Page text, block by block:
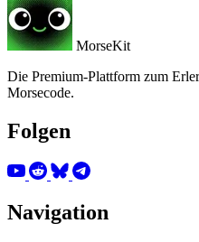
MorseKit
Die Premium-Plattform zum
Morsecode.
Folgen
Navigation